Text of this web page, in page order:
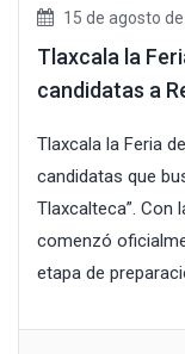
15 de agosto
Tlaxcala la
candidatas a
Tlaxcala la Feria
candidatas que
Tlaxcalteca”. Con
comenzó
etapa de